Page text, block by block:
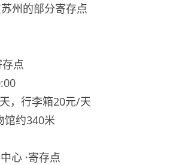
州的部分寄存点
点
，行李箱20元/天
馆约340米
心 ·寄存点